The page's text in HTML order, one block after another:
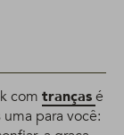
com trançasé
para você: